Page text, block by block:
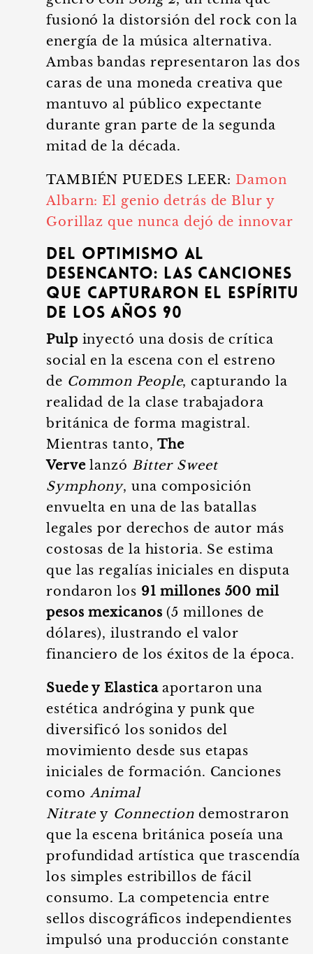
fusionó la distorsión del rock con la
energía de la música alternativa.
Ambas bandas representaron las dos
caras de una moneda creativa que
mantuvo al público expectante
durante gran parte de la segunda
mitad de la década.
TAMBIÉN PUEDES LEER: Damon
Albarn: El genio detrás de Blur y
Gorillaz que nunca dejó de innovar
Del optimismo al
desencanto: Las canciones
que capturaron el espíritu
de los años 90
Pulp inyectó una dosis de crítica
social en la escena con el estreno
de Common People, capturando la
realidad de la clase trabajadora
británica de forma magistral.
Mientras tanto,The
Vervelanzó Bitter Sweet
Symphony, una composición
envuelta en una de las batallas
legales por derechos de autor más
costosas de la historia. Se estima
que las regalías iniciales en disputa
rondaron los 91 millones 500 mil
pesos mexicanos (5 millones de
dólares), ilustrando el valor
financiero de los éxitos de la época.
Suede y Elasticaaportaron una
estética andrógina y punk que
diversificó los sonidos del
movimiento desde sus etapas
iniciales de formación. Canciones
como Animal
Nitratey Connection demostraron
que la escena británica poseía una
profundidad artística que trascendía
los simples estribillos de fácil
consumo. La competencia entre
sellos discográficos independientes
impulsó una producción constante